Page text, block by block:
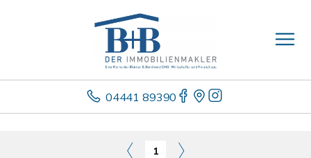
04441 89390
1